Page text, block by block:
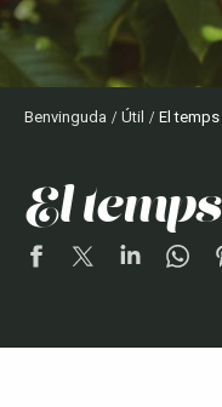
Benvinguda Útil El temps
el temps